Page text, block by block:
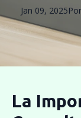
Jan 09, 2025Por
La